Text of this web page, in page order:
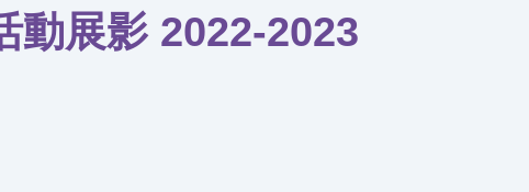
動展影 2022-2023